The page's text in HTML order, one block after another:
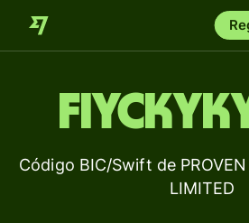
Código BIC/Swift de
LIMITED